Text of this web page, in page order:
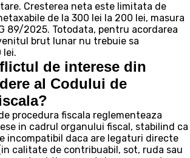
Cresterea neta este limitata de
de la 300 lei la 200 lei, masura
89/2025. Totodata, pentru acordarea
brut lunar nu trebuie sa
lei.
de interese din
al Codului de
procedura fiscala reglementeaza
in cadrul organului fiscal, stabilind ca
incompatibil daca are legaturi directe
calitate de contribuabil, sot, ruda sau